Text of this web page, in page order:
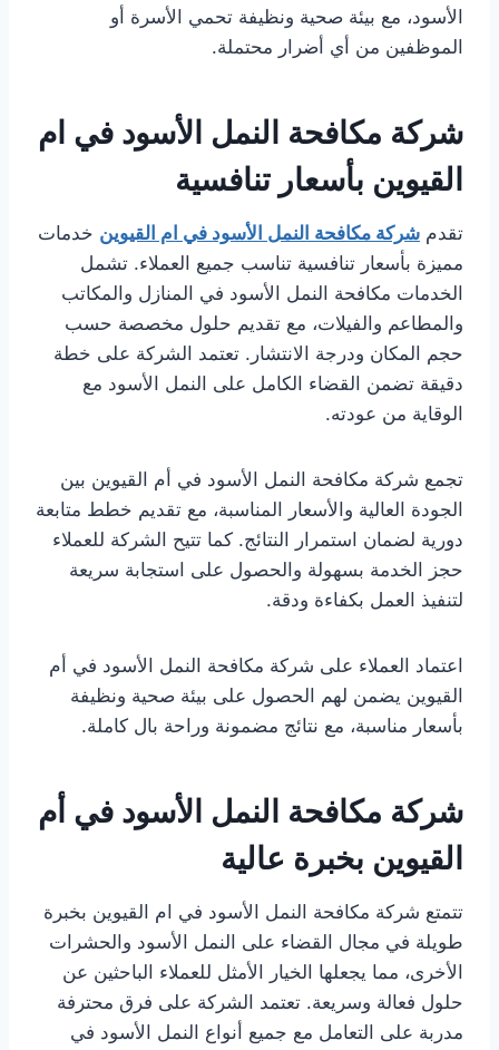
الأسود، مع بيئة صحية ونظيفة تحمي الأسرة أو
الموظفين من أي أضرار محتملة.
شركة مكافحة النمل الأسود في ام
القيوين بأسعار تنافسية
تقدم شركة مكافحة النمل الأسود في ام القيوين خدمات
مميزة بأسعار تنافسية تناسب جميع العملاء. تشمل
الخدمات مكافحة النمل الأسود في المنازل والمكاتب
والمطاعم والفيلات، مع تقديم حلول مخصصة حسب
حجم المكان ودرجة الانتشار. تعتمد الشركة على خطة
دقيقة تضمن القضاء الكامل على النمل الأسود مع
الوقاية من عودته.
تجمع شركة مكافحة النمل الأسود في أم القيوين بين
الجودة العالية والأسعار المناسبة، مع تقديم خطط متابعة
دورية لضمان استمرار النتائج. كما تتيح الشركة للعملاء
حجز الخدمة بسهولة والحصول على استجابة سريعة
لتنفيذ العمل بكفاءة ودقة.
اعتماد العملاء على شركة مكافحة النمل الأسود في أم
القيوين يضمن لهم الحصول على بيئة صحية ونظيفة
بأسعار مناسبة، مع نتائج مضمونة وراحة بال كاملة.
شركة مكافحة النمل الأسود في أم
القيوين بخبرة عالية
تتمتع شركة مكافحة النمل الأسود في ام القيوين بخبرة
طويلة في مجال القضاء على النمل الأسود والحشرات
الأخرى، مما يجعلها الخيار الأمثل للعملاء الباحثين عن
حلول فعالة وسريعة. تعتمد الشركة على فرق محترفة
مدربة على التعامل مع جميع أنواع النمل الأسود في